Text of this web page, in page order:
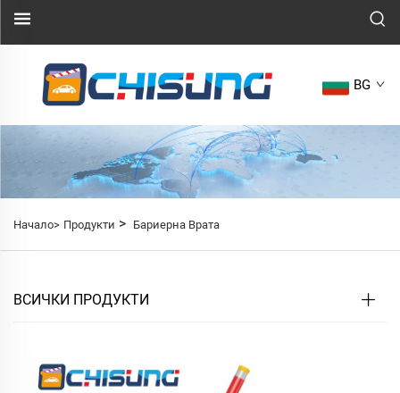
BG
Начало> Продукти > Бариерна Врата
ВСИЧКИ ПРОДУКТИ